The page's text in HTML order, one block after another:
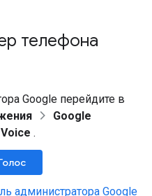
телефона
Google перейдите в
Google
.
администратора Google